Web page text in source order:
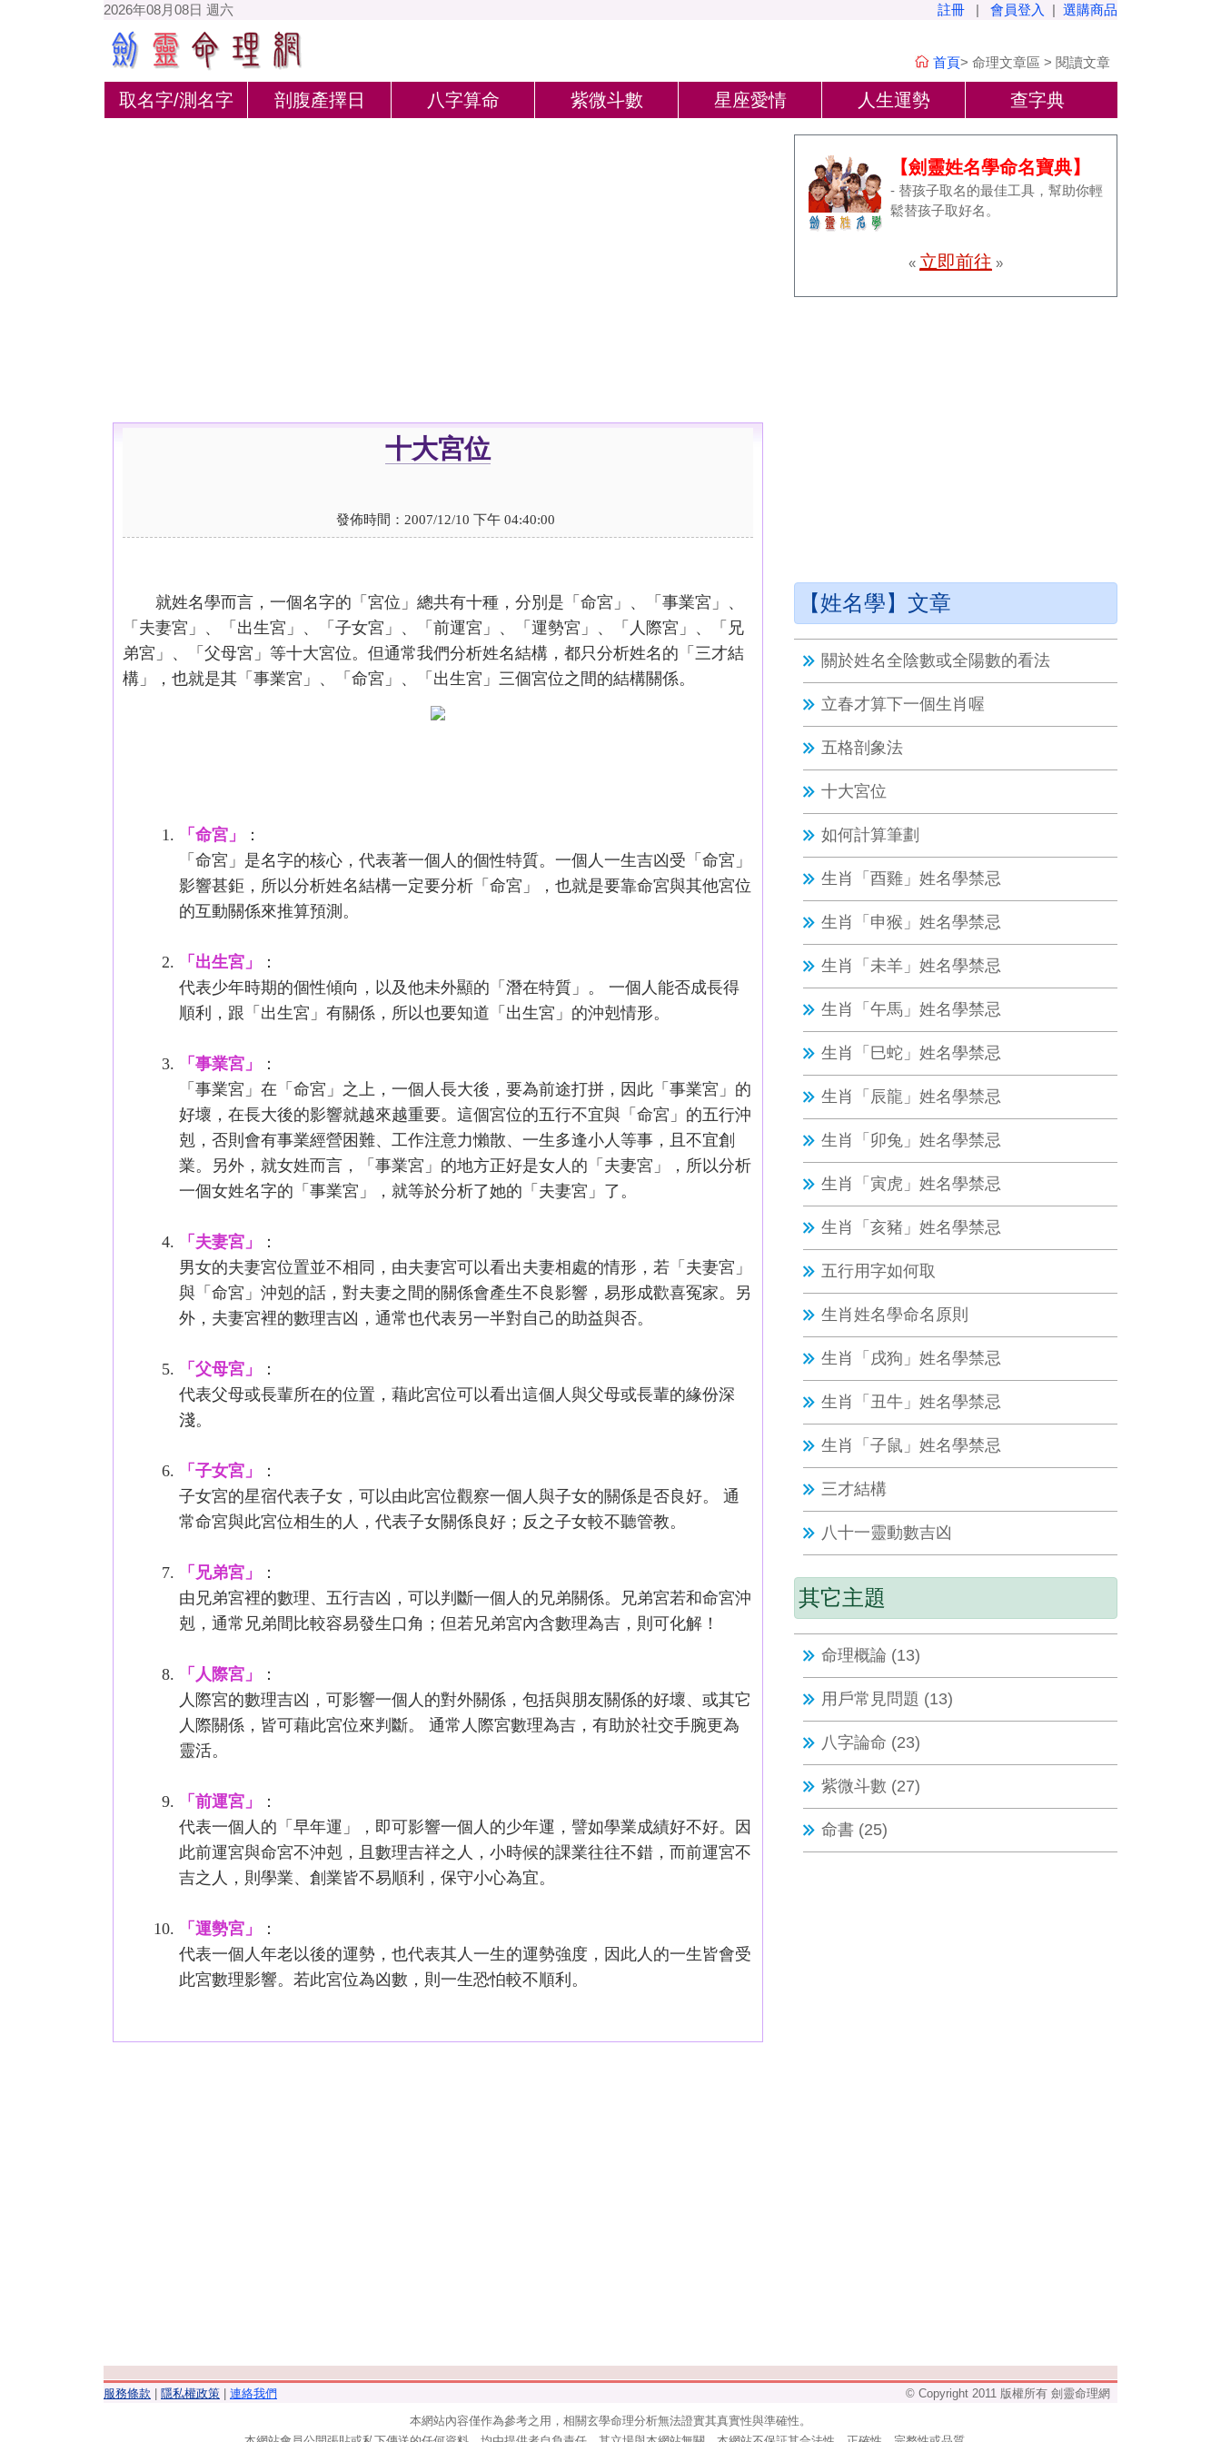
2026年08月08日 週六 註冊 | 會員登入 | 選購商品
首頁> 命理文章區 > 閱讀文章
取名字/測名字 剖腹產擇日 八字算命 紫微斗數 星座愛情 人生運勢 查字典
十大宮位
發佈時間：2007/12/10 下午 04:40:00
就姓名學而言，一個名字的「宮位」總共有十種，分別是「命宮」、「事業宮」、
「夫妻宮」、「出生宮」、「子女宮」、「前運宮」、「運勢宮」、「人際宮」、「兄
弟宮」、「父母宮」等十大宮位。但通常我們分析姓名結構，都只分析姓名的「三才結
構」，也就是其「事業宮」、「命宮」、「出生宮」三個宮位之間的結構關係。
「命宮」
：
「命宮」是名字的核心，代表著一個人的個性特質。一個人一生吉凶受「命宮」
影響甚鉅，所以分析姓名結構一定要分析「命宮」，也就是要靠命宮與其他宮位
的互動關係來推算預測。
「出生宮」
：
代表少年時期的個性傾向，以及他未外顯的「潛在特質」。 一個人能否成長得
順利，跟「出生宮」有關係，所以也要知道「出生宮」的沖剋情形。
「事業宮」
：
「事業宮」在「命宮」之上，一個人長大後，要為前途打拼，因此「事業宮」的
好壞，在長大後的影響就越來越重要。這個宮位的五行不宜與「命宮」的五行沖
剋，否則會有事業經營困難、工作注意力懶散、一生多逢小人等事，且不宜創
業。另外，就女姓而言，「事業宮」的地方正好是女人的「夫妻宮」，所以分析
一個女姓名字的「事業宮」，就等於分析了她的「夫妻宮」了。
「夫妻宮」
：
男女的夫妻宮位置並不相同，由夫妻宮可以看出夫妻相處的情形，若「夫妻宮」
與「命宮」沖剋的話，對夫妻之間的關係會產生不良影響，易形成歡喜冤家。另
外，夫妻宮裡的數理吉凶，通常也代表另一半對自己的助益與否。
「父母宮」
：
代表父母或長輩所在的位置，藉此宮位可以看出這個人與父母或長輩的緣份深
淺。
「子女宮」
：
子女宮的星宿代表子女，可以由此宮位觀察一個人與子女的關係是否良好。 通
常命宮與此宮位相生的人，代表子女關係良好；反之子女較不聽管教。
「兄弟宮」
：
由兄弟宮裡的數理、五行吉凶，可以判斷一個人的兄弟關係。兄弟宮若和命宮沖
剋，通常兄弟間比較容易發生口角；但若兄弟宮內含數理為吉，則可化解！
「人際宮」
：
人際宮的數理吉凶，可影響一個人的對外關係，包括與朋友關係的好壞、或其它
人際關係，皆可藉此宮位來判斷。 通常人際宮數理為吉，有助於社交手腕更為
靈活。
「前運宮」
：
代表一個人的「早年運」，即可影響一個人的少年運，譬如學業成績好不好。因
此前運宮與命宮不沖剋，且數理吉祥之人，小時候的課業往往不錯，而前運宮不
吉之人，則學業、創業皆不易順利，保守小心為宜。
「運勢宮」
：
代表一個人年老以後的運勢，也代表其人一生的運勢強度，因此人的一生皆會受
此宮數理影響。若此宮位為凶數，則一生恐怕較不順利。
【劍靈姓名學命名寶典】
- 替孩子取名的最佳工具，幫助你輕
鬆替孩子取好名。
« 立即前往 »
【姓名學】文章
關於姓名全陰數或全陽數的看法
立春才算下一個生肖喔
五格剖象法
十大宮位
如何計算筆劃
生肖「酉雞」姓名學禁忌
生肖「申猴」姓名學禁忌
生肖「未羊」姓名學禁忌
生肖「午馬」姓名學禁忌
生肖「巳蛇」姓名學禁忌
生肖「辰龍」姓名學禁忌
生肖「卯兔」姓名學禁忌
生肖「寅虎」姓名學禁忌
生肖「亥豬」姓名學禁忌
五行用字如何取
生肖姓名學命名原則
生肖「戌狗」姓名學禁忌
生肖「丑牛」姓名學禁忌
生肖「子鼠」姓名學禁忌
三才結構
八十一靈動數吉凶
其它主題
命理概論 (13)
用戶常見問題 (13)
八字論命 (23)
紫微斗數 (27)
命書 (25)
服務條款 隱私權政策 連絡我們
© Copyright 2011 版權所有 劍靈命理網
本網站內容僅作為參考之用，相關玄學命理分析無法證實其真實性與準確性。